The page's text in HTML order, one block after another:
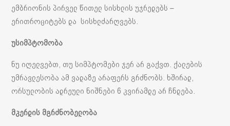
ემბრიონის პირველ წითელ სისხლის უჯრედებს –
ერითროციტებს და სისხლძარღვებს.
უსიმპტომობა
ნუ იღელვებთ, თუ სიმპტომები ჯერ არ გაქვთ. ქალების
უმრავლესობა ამ ვადაზე არაფერს გრძნობს. ხშირად,
ორსულობის ადრეული ნიშნები 6 კვირამდე არ ჩნდება.
მკერდის მგრძნობელობა